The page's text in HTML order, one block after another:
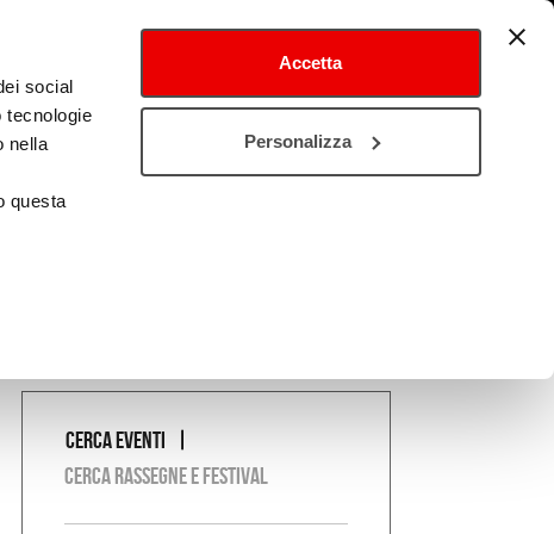
social
tecnologie
nella
questa
Accetta
Personalizza
Cultura estero
COSA
Cerca eventi
Cerca rassegne e festival